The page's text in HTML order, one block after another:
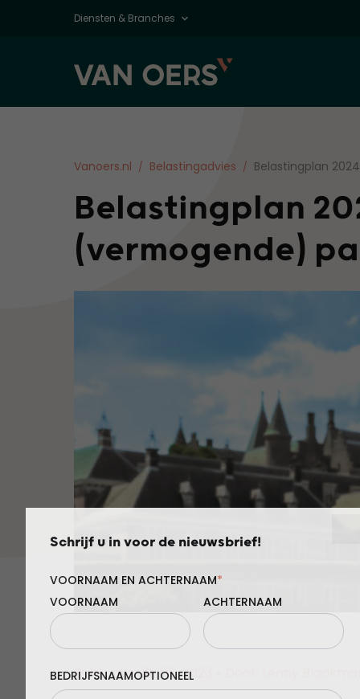
Diensten & Branches
Vanoers.nl Belastingadvies Belastingplan
Belastingplan
(vermogende)
Publicatie: 19-09-2023
Schrijf u in voor de nieuwsbrief!
VOORNAAM EN ACHTERNAAM*
VOORNAAM
ACHTERNAAM
BEDRIJFSNAAM